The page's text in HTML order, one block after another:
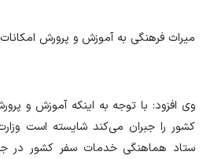
میراث فرهنگی به آموزش و پرورش
وی افزود: با توجه به اینکه آموزش و
کشور را جبران می‌کند شایسته است
ستاد هماهنگی خدمات سفر کشور در